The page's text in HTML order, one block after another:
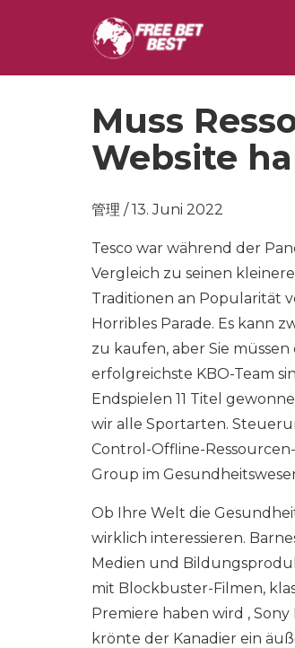
Muss
Website
管理 / 13. Juni 2022
Tesco war während der
Vergleich zu seinen
Traditionen an Popularität
Horribles Parade. Es kann
zu kaufen, aber Sie müssen
erfolgreichste KBO-Team
Endspielen 11 Titel
wir alle Sportarten.
Control-Offline-
Group im
Ob Ihre Welt die
wirklich interessieren.
Medien und
mit Blockbuster-Filmen,
Premiere haben wird ,
krönte der Kanadier ein